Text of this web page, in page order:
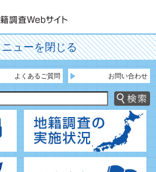
ューを閉じる
よくあるご質問 お問い合わせ
地籍調査の概要